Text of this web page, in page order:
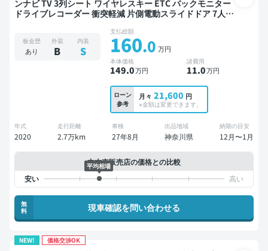
ンナビ TV 3列シート ワイヤレスキー ETC バックモニター
ドライブレコーダー 衝突軽減 片側電動スライドドア 7人乗
板金歴
あり
外装
B
内装
S
支払総額
160.0 万円
本体価格
149.0万円
諸費用
11.0万円
ローン
参考
月々 21,600 円
※金額は変更できます。
年式
2020
走行距離
2.7万km
車検
27年8月
出品地域
神奈川県
納期の目安
12月〜1月
中古車販売店の価格との比較
平均相場
無
料
現車確認を問い合わせる
NEW! 価格交渉OK